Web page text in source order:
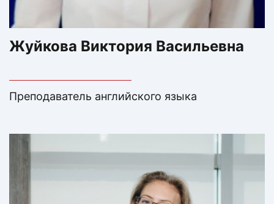
Жуйкова Виктория Васильевна
Преподаватель английского языка